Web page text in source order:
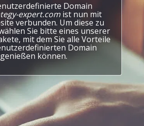
Domain
expert.com ist nun mit
verbunden. Um diese zu
Sie bitte eines unserer
mit dem Sie alle Vorteile
Domain
genießen können.